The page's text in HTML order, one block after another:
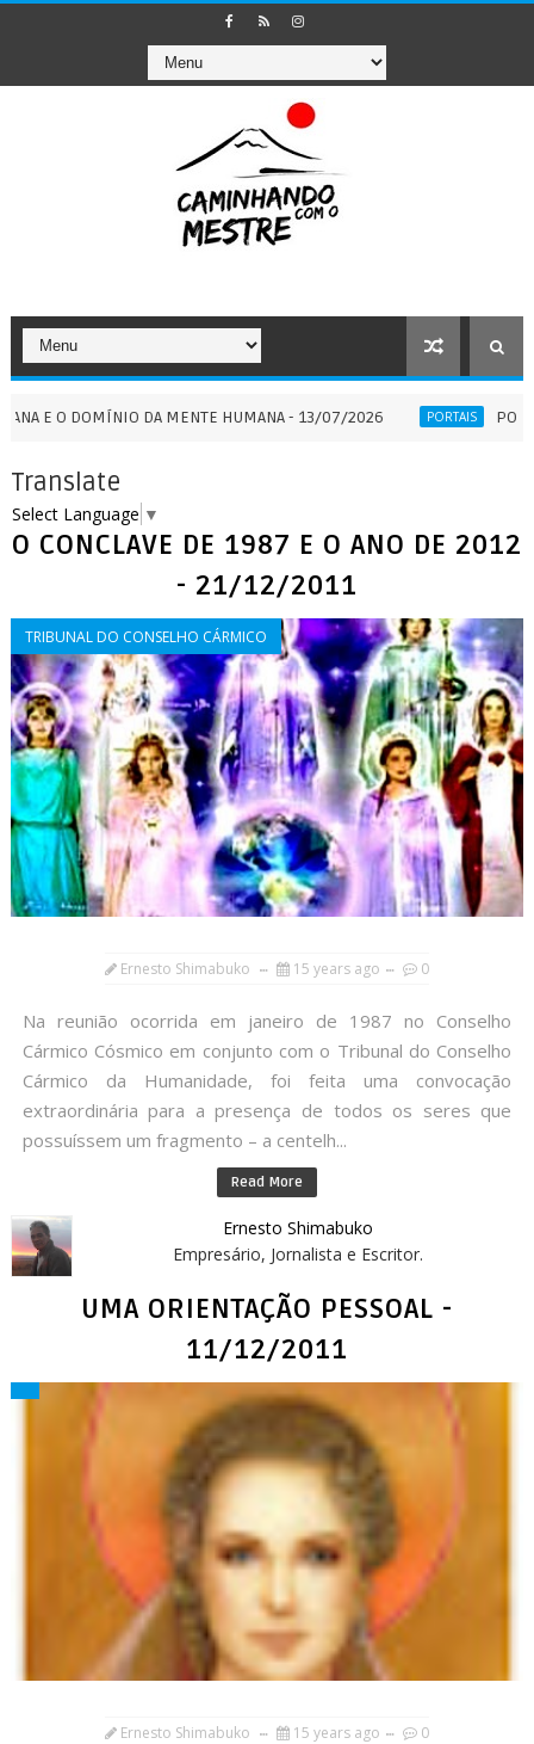
DA MENTE HUMANA - 13/07/2026 PORTAIS PORTAL 7:7 -
Translate
Select Language ▼
O CONCLAVE DE 1987 E O ANO DE 2012
- 21/12/2011
TRIBUNAL DO CONSELHO CÁRMICO
Ernesto Shimabuko 15 years ago 0
Na reunião ocorrida em janeiro de 1987 no Conselho
Cármico Cósmico em conjunto com o Tribunal do Conselho
Cármico da Humanidade, foi feita uma convocação
extraordinária para a presença de todos os seres que
possuíssem um fragmento – a centelh...
Read More
Ernesto Shimabuko
Empresário, Jornalista e Escritor.
UMA ORIENTAÇÃO PESSOAL -
11/12/2011
Ernesto Shimabuko 15 years ago 0